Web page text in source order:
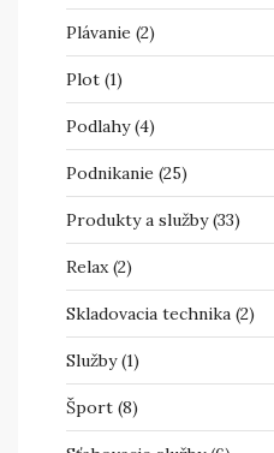
Plávanie (2)
Plot (1)
Podlahy(4)
Podnikanie (25)
Produkty a služby(33)
Relax(2)
Skladovacia technika (2)
Služby(1)
Šport (8)